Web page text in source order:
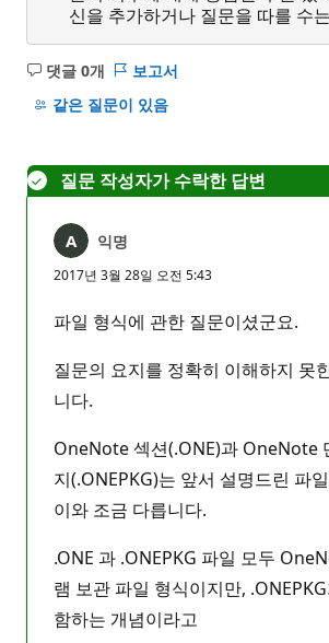
신을 추가하거나 질문을 따를 수
댓글 0개
설
명
보고서
같은 질문이 있음
질문 작성자가 수락한 답변
익명
2017년 3월 28일 오전 5:43
파일 형식에 관한 질문이셨군요.
질문의 요지를 정확히 이해하지 못
니다.
OneNote 섹션(.ONE)과 OneNote
지(.ONEPKG)는 앞서 설명드린 파
이와 조금 다릅니다.
.ONE 과 .ONEPKG 파일 모두
램 보관 파일 형식이지만,
함하는 개념이라고